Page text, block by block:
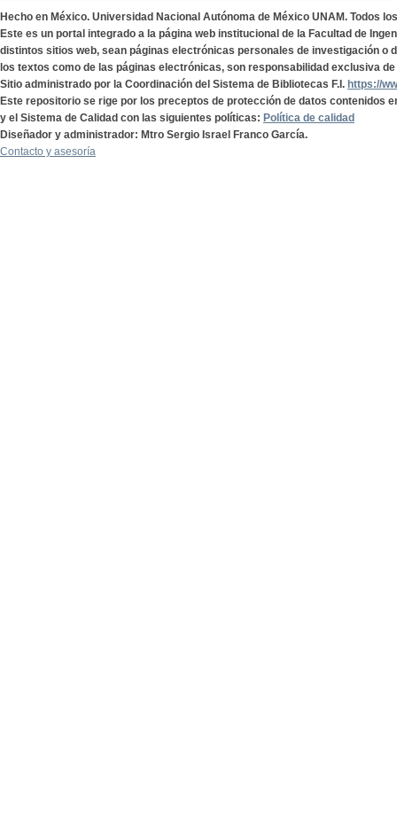
Hecho en México. Universidad Nacional Autónoma de México UNAM. Todos
Este es un portal integrado a la página web institucional de la Facultad de
distintos sitios web, sean páginas electrónicas personales de investigación o
los textos como de las páginas electrónicas, son responsabilidad exclusiva
Sitio administrado por la Coordinación del Sistema de Bibliotecas F.I. https://
Este repositorio se rige por los preceptos de protección de datos contenidos
y el Sistema de Calidad con las siguientes políticas: Política de calidad
Diseñador y administrador: Mtro Sergio Israel Franco García.
Contacto y asesoría